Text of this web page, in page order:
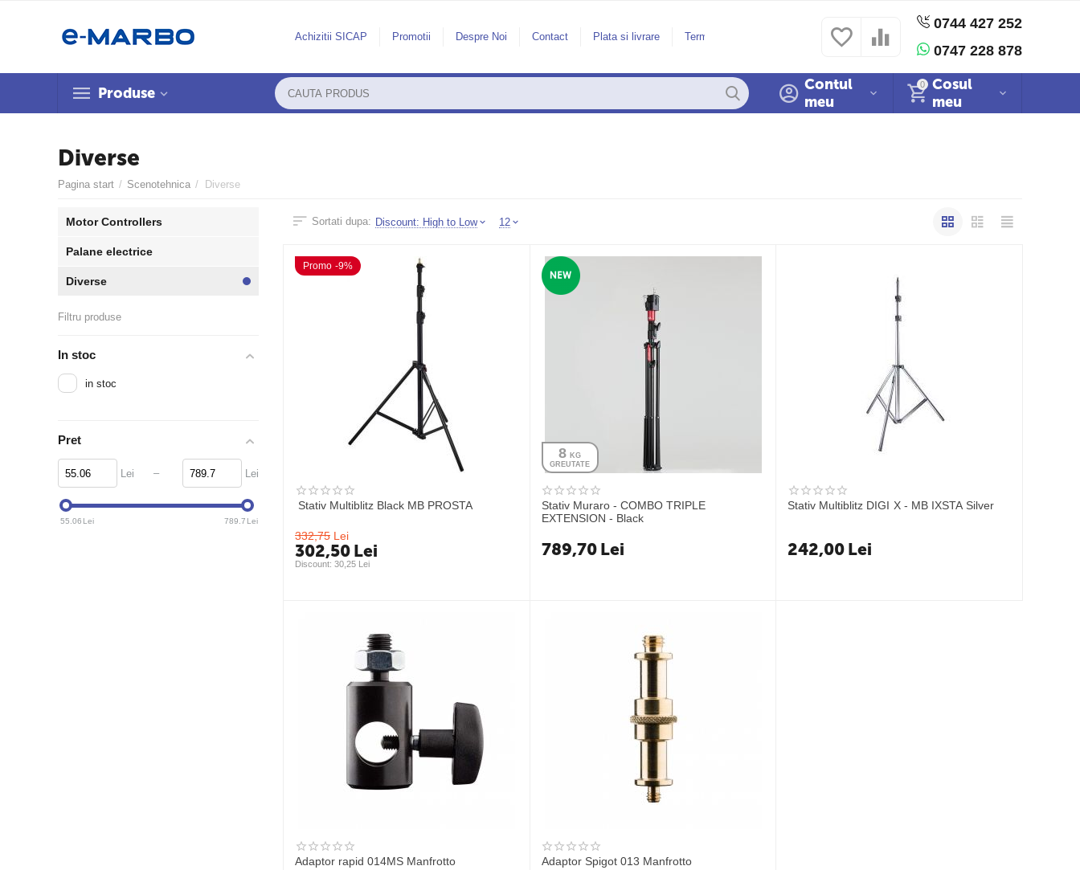
Achizitii SICAP Promotii Despre Noi Contact Plata si livrare Termeni si conditii Politica cookies
0744 427 252
0747 228 878
Produse
0
Cosul
meu
Contul
meu
Diverse
Pagina start / Scenotehnica / Diverse
Sortati dupa: Discount: High to Low 12
Promo -9%
Stativ Multiblitz Black MB PROSTA
332,75 Lei
302,50 Lei
Discount: 30,25 Lei
8 KG
GREUTATE
Stativ Muraro - COMBO TRIPLE
EXTENSION - Black
789,70 Lei
Stativ Multiblitz DIGI X - MB IXSTA Silver
242,00 Lei
Adaptor rapid 014MS Manfrotto Adaptor Spigot 013 Manfrotto
Motor Controllers
Palane electrice
Diverse
Filtru produse
In stoc
in stoc
Pret
Lei – Lei
55.06 Lei 789.7 Lei